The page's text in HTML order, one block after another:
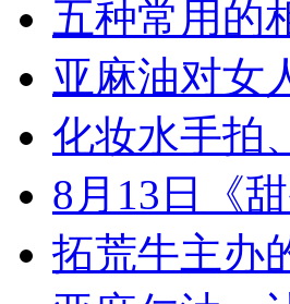
五种常用的
亚麻油对女
化妆水手拍
8月13日《
拓荒牛主办